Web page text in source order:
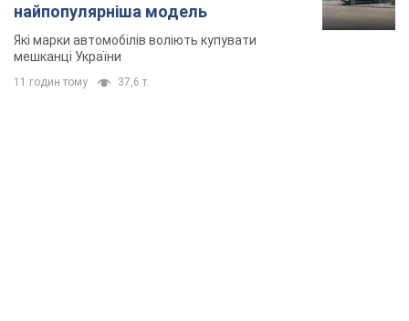
найпопулярніша модель
Які марки автомобілів воліють купувати
мешканці України
11 годин тому 37,6 т.